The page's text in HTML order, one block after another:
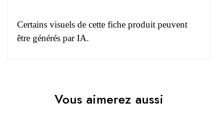
Certains visuels de cette fiche produit peuvent
être générés par IA.
Adulte
Vous devez vous connecter pour laisser un avis
Vous aimerez aussi